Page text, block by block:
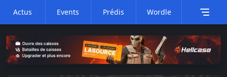
Actus Events Prédis Wordle